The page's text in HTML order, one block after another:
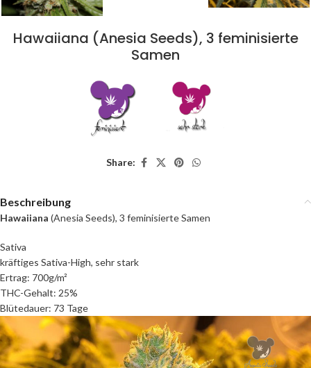
Hawaiiana (Anesia Seeds), 3 feminisierte
Samen
Share:
Beschreibung
Hawaiiana (Anesia Seeds), 3 feminisierte Samen
Sativa
kräftiges Sativa-High, sehr stark
Ertrag: 700g/m²
THC-Gehalt: 25%
Blütedauer: 73 Tage